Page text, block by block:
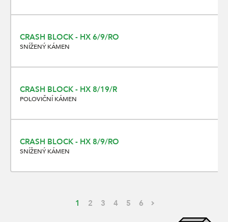
CRASH BLOCK - HX 6/9/RO
SNÍŽENÝ KÁMEN
CRASH BLOCK - HX 8/19/R
POLOVIČNÍ KÁMEN
CRASH BLOCK - HX 8/9/RO
SNÍŽENÝ KÁMEN
1 2 3 4 5 6